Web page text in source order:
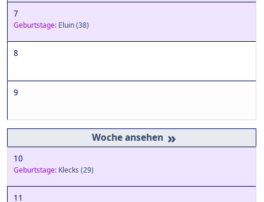
7
Geburtstage: Eluin(38)
8
9
»
10
Geburtstage: Klecks (29)
11